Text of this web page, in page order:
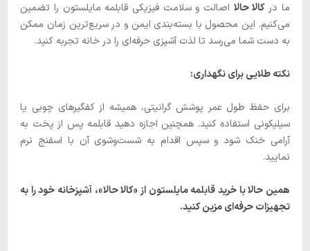
ما درکالا حالا اصالت و سلامت فیزیکی قابلمه مایلستون را تضمین
می‌کنیم. این محصول با بسته‌بندی ایمن و در سریع‌ترین زمان ممکن
به دست شما می‌رسد تا لذت آشپزی حرفه‌ای را در خانه تجربه کنید.
نکته طلایی برای نگهداری:
برای حفظ طول عمر پوشش گرانیتی، همیشه از کفگیرهای چوبی یا
سیلیکونی استفاده کنید. همچنین اجازه دهید قابلمه پس از پخت به
آرامی خنک شود و سپس اقدام به شست‌وشوی آن با اسفنج نرم
نمایید.
همین حالا با خرید قابلمه مایلستون از «کالا حالا»، آشپزخانه خود را به
تجهیزات حرفه‌ای مزین کنید.